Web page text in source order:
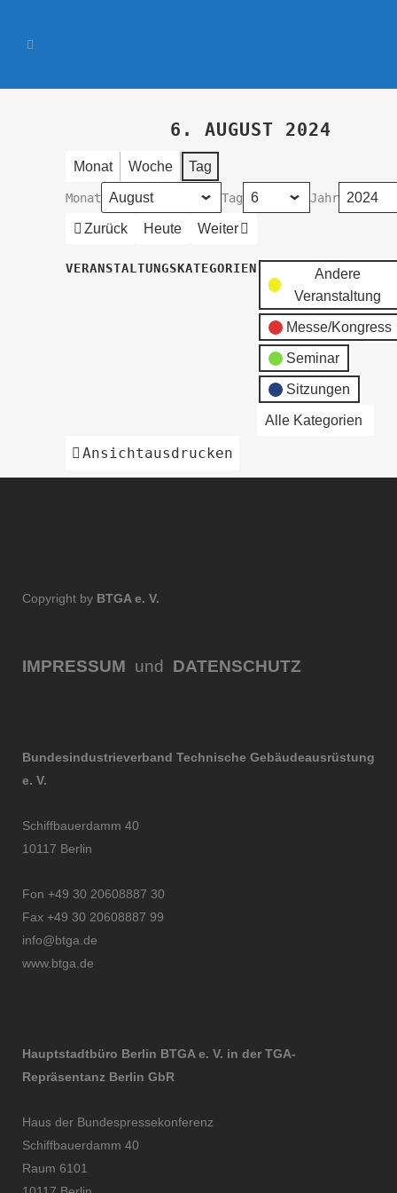
6. AUGUST 2024
Monat Woche Tag
Monat Tag Jahr
Zurück Heute Weiter
VERANSTALTUNGSKATEGORIEN
Andere
Veranstaltung
Messe/Kongress
Seminar
Sitzungen
Alle Kategorien
Ansichtausdrucken
Copyright by BTGA e. V.
IMPRESSUM und DATENSCHUTZ
Bundesindustrieverband Technische Gebäudeausrüstung
e. V.
Schiffbauerdamm 40
10117 Berlin
Fon +49 30 20608887 30
Fax +49 30 20608887 99
info@btga.de
www.btga.de
Hauptstadtbüro Berlin BTGA e. V. in der TGA-
Repräsentanz Berlin GbR
Haus der Bundespressekonferenz
Schiffbauerdamm 40
Raum 6101